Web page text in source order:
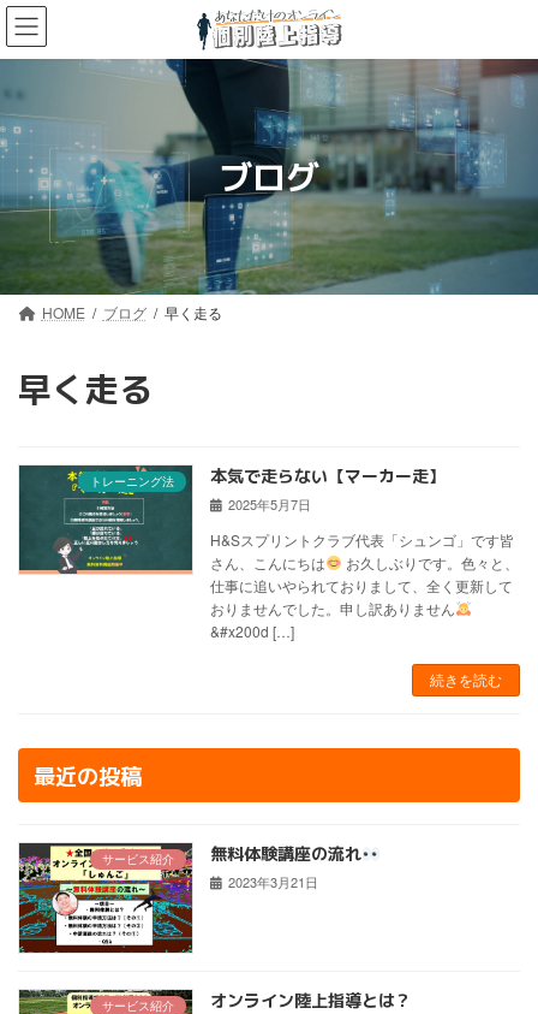
コ
ン
テ
ン
ツ
へ
ス
ッ
ナ
ビ
ゲ
ー
シ
ョ
ン
移
ブログ
HOME ブログ 早く走る
早く走る
トレーニング法 本気で走らない【マーカー走】
2025年5月7日
H&Sスプリントクラブ代表「シュンゴ」です皆
さん、こんにちは
お久しぶりです。色々と、
仕事に追いやられておりまして、全く更新して
おりませんでした。申し訳ありません
&#x200d […]
続きを読む
最近の投稿
サービス紹介 無料体験講座の流れ
2023年3月21日
サービス紹介 オンライン陸上指導とは？